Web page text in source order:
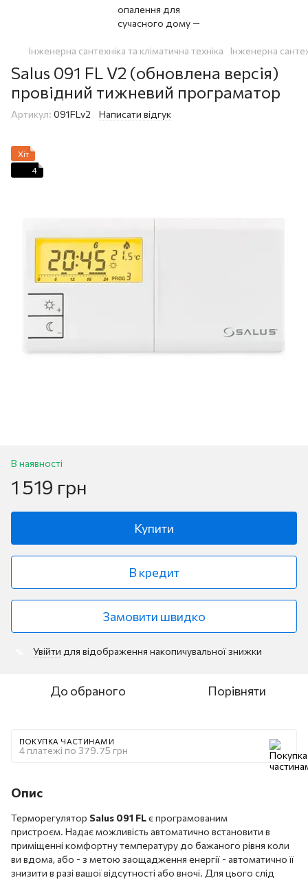
Інженерна сантехніка та кліматична техніка Інженерна
Salus 091 FL V2 (обновлена версія)
провідний тижневий програматор
Артикул: 091FLv2 Написати відгук
Хіт
4
В наявності
1 519 грн
Купити
В кредит
Замовити швидко
Увійти для відображення накопичувальної знижки
До обраного Порівняти
ПОКУПКА ЧАСТИНАМИ
4 платежі по 379.75 грн
Опис
Терморегулятор Salus 091 FLє програмованим
пристроєм. Надає можливість автоматично встановити в
приміщенні комфортну температуру до бажаного рівня коли
ви вдома, або - з метою заощадження енергії - автоматично її
знизити в разі вашої відсутності або вночі. Для цього слід